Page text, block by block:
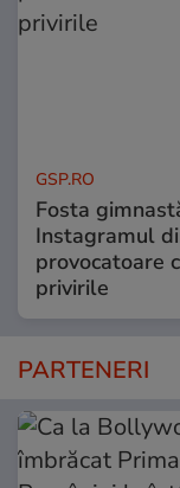
GSP.RO
Fosta
Instagramul
provocatoare
privirile
PARTENERI